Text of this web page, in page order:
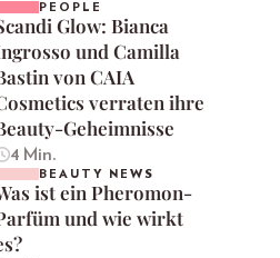
PEOPLE
Glow: Bianca
und Camilla
von CAIA
verraten ihre
Geheimnisse
4 Min.
BEAUTY NEWS
ist ein Pheromon-
und wie wirkt